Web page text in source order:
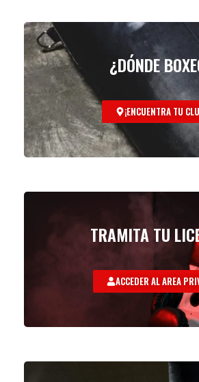
¿DÓNDE
¡ENCUENTRA TU
TRAMITA TU
ACCEDER AL AREA